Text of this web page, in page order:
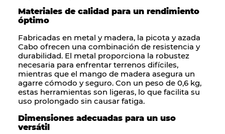
Materiales de calidad para un rendimiento
óptimo
Fabricadas en metal y madera, la picota yazada
Cabo ofrecen una combinación de resistencia y
durabilidad. El metal proporciona la robustez
necesaria para enfrentar terrenos difíciles,
mientras que el mango de madera asegura un
agarre cómodo y seguro. Con un peso de 0,6 kg,
estas herramientas son ligeras, lo que facilita su
uso prolongado sin causar fatiga.
Dimensiones adecuadas para un uso
versátil